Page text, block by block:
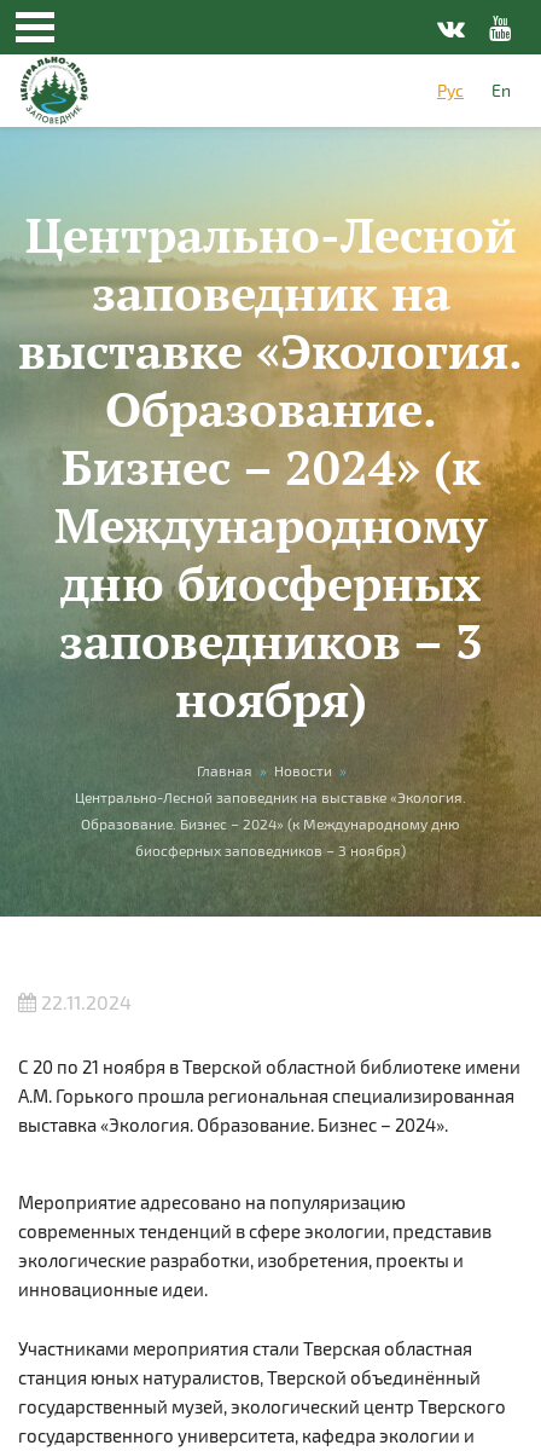
Перейти к основному содержанию
Рус
En
Центрально-Лесной
заповедник на
выставке «Экология.
Образование.
Бизнес – 2024» (к
Международному
дню биосферных
заповедников – 3
ноября)
Вы здесь Главная » Новости »
Центрально-Лесной заповедник на выставке «Экология.
Образование. Бизнес – 2024» (к Международному дню
биосферных заповедников – 3 ноября)
22.11.2024
C 20 по 21 ноября вТверской областной библиотеке имени
А.М. Горького прошла региональная специализированная
выставка «Экология. Образование. Бизнес – 2024».
Мероприятие адресовано на популяризацию
современных тенденций в сфере экологии, представив
экологические разработки, изобретения, проекты и
инновационные идеи.
Участниками мероприятия стали Тверская областная
станция юных натуралистов, Тверской объединённый
государственный музей, экологический центр Тверского
государственного университета, кафедра экологии и